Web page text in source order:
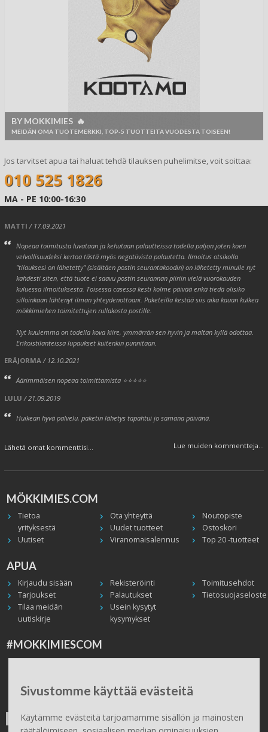
Sivustomme käyttää evästeitä
Käytämme evästeitä tarjoamamme sisällön ja mainosten
BY MOKKIMIES 🔥
MEIDÄN OMA TUOTEMERKKI, TOP-5 TUOTTEITA VUODESTA TOISEEN!
Jos tarvitset apua tai haluat tehdä tilauksen puhelimitse, voit soittaa:
010 525 1826
MA - PE 10:00-16:30
MATTI / 17.09.2021
Nopeaa toimitusta luvataan ja kehutaan palautteissa todella paljon joten koen
velvollisuudeksi kertoa tästä myös negatiivista palautetta. Ilmoitus otsikolla
"tilauksesi on lähetetty" (sisältäen postin seurantakoodin) on lähetetty minulle nyt
kahdesti siten, että tuote ei saavu postin seurannan piiriin vielä vuorokauden
kuluessa ilmoituksesta. Toisessa casessa kesti kolme päivää enkä tiedä olisiko
silloinkaan lähtenyt ilman yhteydenottoani. Paketeilla kestää siis aika kauan kulkea
mökkimiehen toimitettujen rullakosta postille.
Nyt kuulemma on todella kova kiire, ymmärrän sen hyvin ja maltan kyllä odottaa.
Erikoistilanteissa lupaukset kuitenkin punnitaan.
ERÄJORMA/ 12.10.2021
Äärimmäisen nopeaa toimittamista ⭐⭐⭐⭐⭐
LULU / 21.09.2019
Huikean hyvä palvelu, paketin lähetys tapahtui jo samana päivänä.
Lähetä omat kommenttisi... Lue muiden kommentteja...
MÖKKIMIES.COM
Tietoa
yrityksestä
Ota yhteyttä
Noutopiste
Uudet tuotteet
Ostoskori
Uutiset
Viranomaisalennus Top 20 -tuotteet
APUA
Kirjaudu sisään Rekisteröinti
Toimitusehdot
Tarjoukset
Palautukset
Tietosuojaseloste
Tilaa meidän
uutiskirje
Usein kysytyt
kysymykset
#MOKKIMIESCOM
Peruuta tilaus
ILMAINEN TOIMITUS